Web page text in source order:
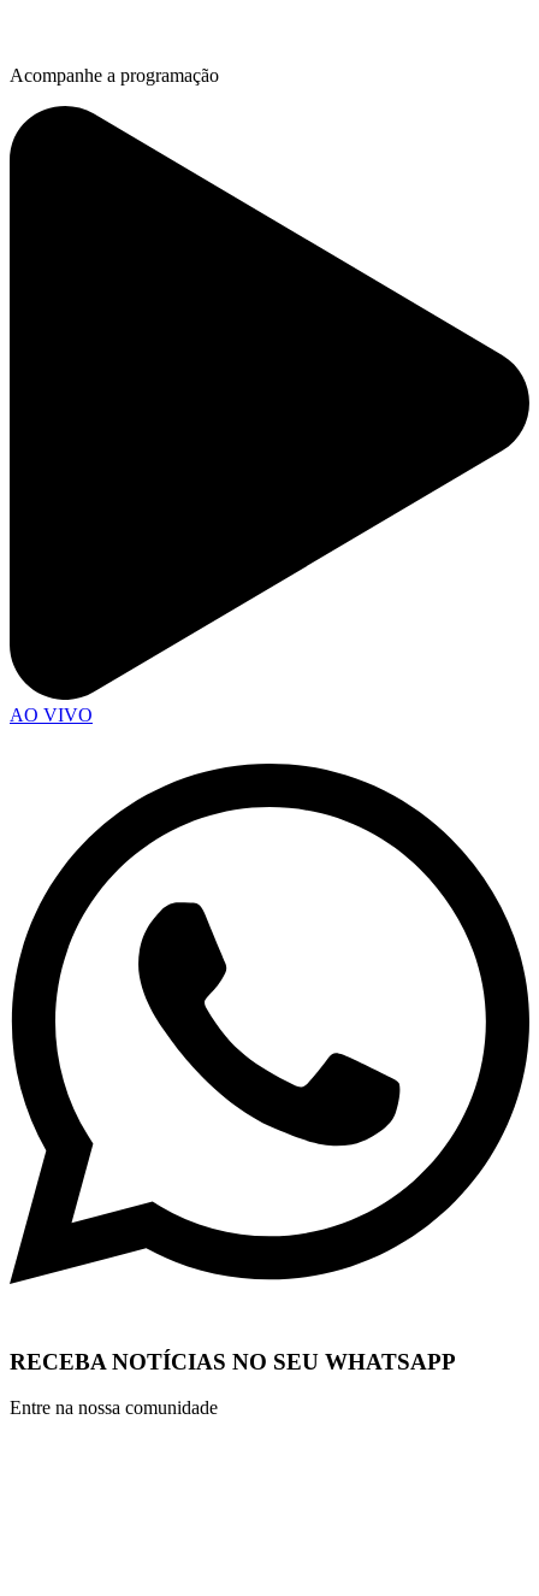
Acompanhe a programação
AO VIVO
RECEBA NOTÍCIAS NO SEU WHATSAPP
Entre na nossa comunidade